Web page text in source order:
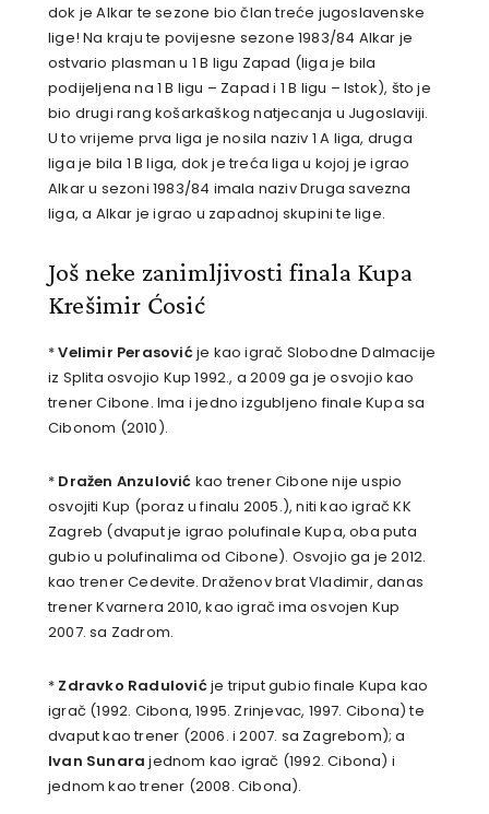
dok je Alkar te sezone bio član treće jugoslavenske
lige! Na kraju te povijesne sezone 1983/84 Alkar je
ostvario plasman u 1 B ligu Zapad (liga je bila
podijeljena na 1 B ligu – Zapad i 1 B ligu – Istok), što je
bio drugi rang košarkaškog natjecanja u Jugoslaviji.
U to vrijeme prva liga je nosila naziv 1 A liga, druga
liga je bila 1 B liga, dok je treća liga u kojoj je igrao
Alkar u sezoni 1983/84 imala naziv Druga savezna
liga, a Alkar je igrao u zapadnoj skupini te lige.
Još neke zanimljivosti finala Kupa
Krešimir Ćosić
*Velimir Perasovićje kao igrač Slobodne Dalmacije
iz Splita osvojio Kup 1992., a 2009 ga je osvojio kao
trener Cibone. Ima i jedno izgubljeno finale Kupa sa
Cibonom (2010).
* Dražen Anzulović kao trener Cibone nije uspio
osvojiti Kup (poraz u finalu 2005.), niti kao igrač KK
Zagreb (dvaput je igrao polufinale Kupa, oba puta
gubio u polufinalima od Cibone). Osvojio ga je 2012.
kao trener Cedevite. Draženov brat Vladimir, danas
trener Kvarnera 2010, kao igrač ima osvojen Kup
2007. sa Zadrom.
* Zdravko Radulovićje triput gubio finale Kupa kao
igrač (1992. Cibona, 1995. Zrinjevac, 1997. Cibona) te
dvaput kao trener (2006. i 2007. sa Zagrebom); a
Ivan Sunara jednom kao igrač (1992. Cibona) i
jednom kao trener (2008. Cibona).